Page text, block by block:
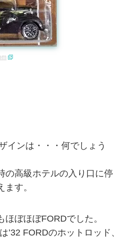
インは・・・何でしょう
の高級ホテルの入り口に停
す。
ぼほぼFORDでした。
FORDのホットロッド、